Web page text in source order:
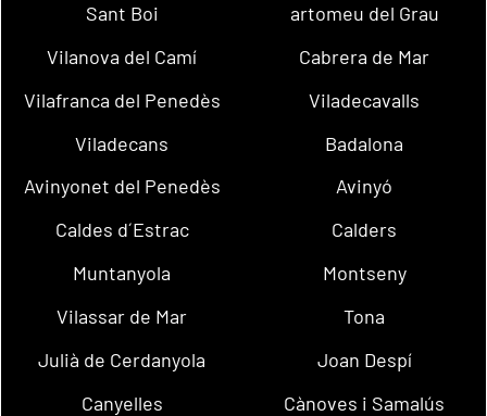
Sant Boi
artomeu del Grau
Vilanova del Camí
Cabrera de Mar
Vilafranca del Penedès
Viladecavalls
Viladecans
Badalona
Avinyonet del Penedès
Avinyó
Caldes d´Estrac
Calders
Muntanyola
Montseny
Vilassar de Mar
Tona
Julià de Cerdanyola
Joan Despí
Canyelles
Cànoves i Samalús